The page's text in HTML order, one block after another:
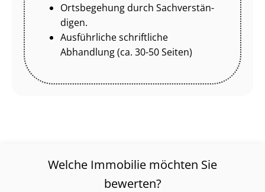
Ortsbegehung durch Sach­ver­stän­
di­gen.
Ausführliche schriftliche
Abhandlung (ca. 30-50 Seiten)
Welche Immobilie möchten Sie
bewerten?